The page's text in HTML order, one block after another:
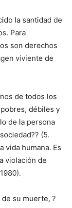
la santidad de
Para
son derechos
viviente de
de todos los
débiles y
de la persona
(5.
vida humana. Es
violación de
su muerte, ?